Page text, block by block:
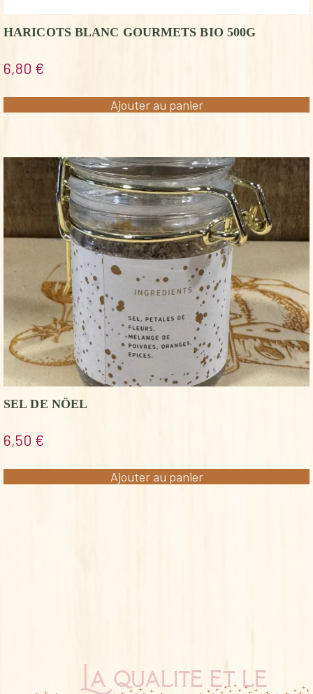
HARICOTS BLANC GOURMETS BIO 500G
6,80 €
Ajouter au panier
SEL DE NÖEL
6,50 €
Ajouter au panier
La qualité et le